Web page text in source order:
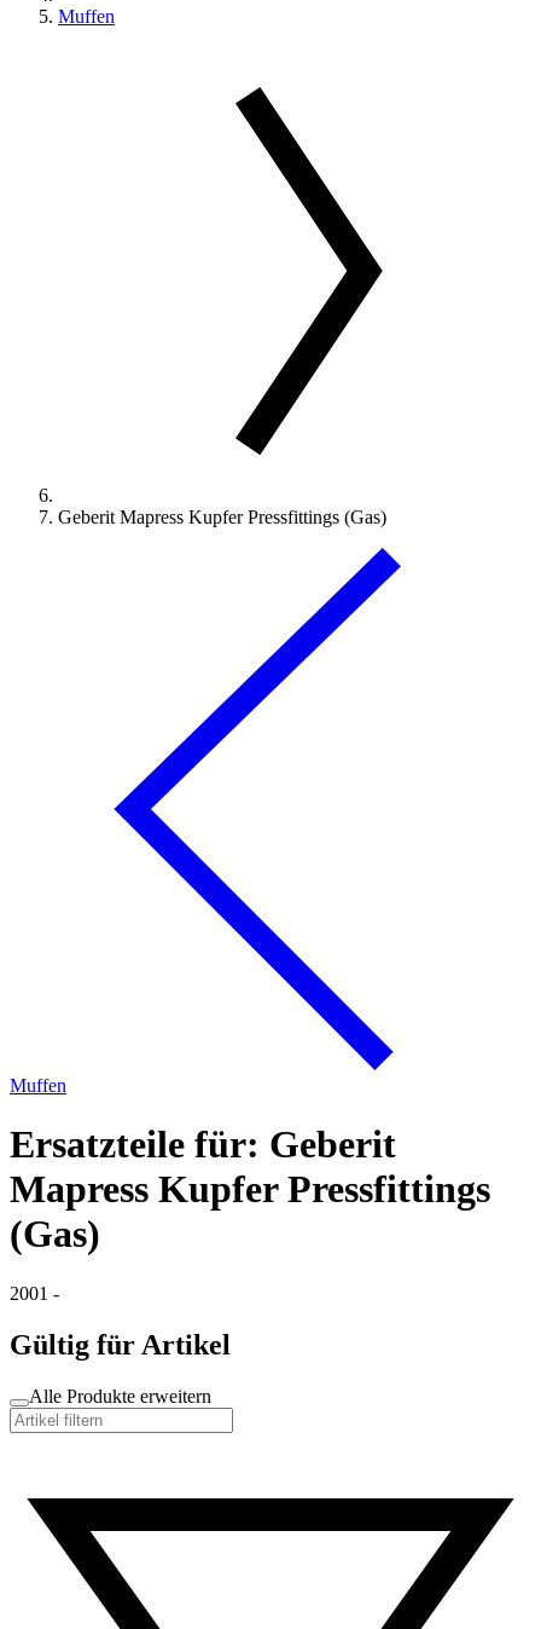
Muffen
Geberit Mapress Kupfer Pressfittings (Gas)
Muffen
Ersatzteile für: Geberit
Mapress Kupfer Pressfittings
(Gas)
2001 -
Gültig für Artikel
Alle Produkte erweitern